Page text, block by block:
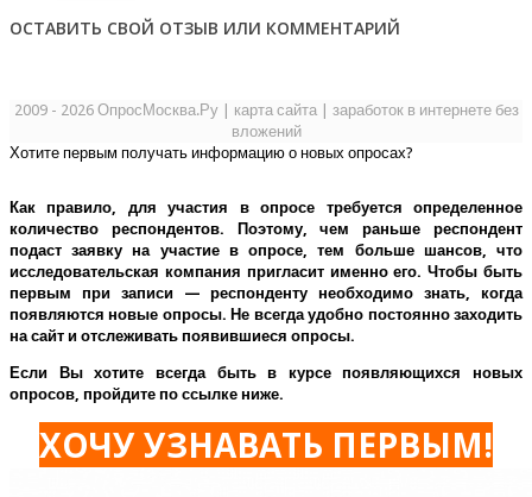
ОСТАВИТЬ СВОЙ ОТЗЫВ ИЛИ КОММЕНТАРИЙ
2009 - 2026 ОпросМосква.Ру| карта сайта| заработок в интернете без
вложений
Хотите первым получать информацию о новых опросах?
Как правило, для участия в опросе требуется определенное
количество респондентов. Поэтому, чем раньше респондент
подаст заявку на участие в опросе, тем больше шансов, что
исследовательская компания пригласит именно его.Чтобы быть
первым при записи — респонденту необходимо знать, когда
появляются новые опросы. Не всегда удобно постоянно заходить
на сайт и отслеживать появившиеся опросы.
Если Вы хотите всегда быть в курсе появляющихся новых
опросов, пройдите по ссылке ниже.
ХОЧУ УЗНАВАТЬ ПЕРВЫМ!